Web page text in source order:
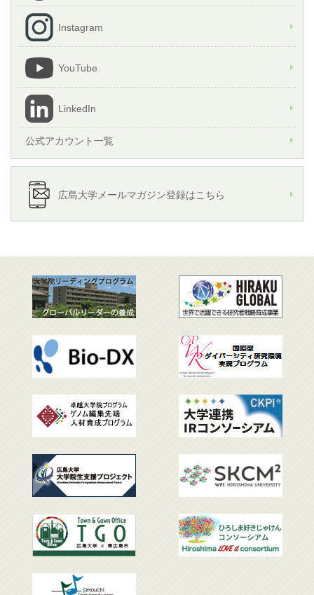
Instagram
YouTube
LinkedIn
公式アカウント一覧
広島大学メールマガジン登録はこちら